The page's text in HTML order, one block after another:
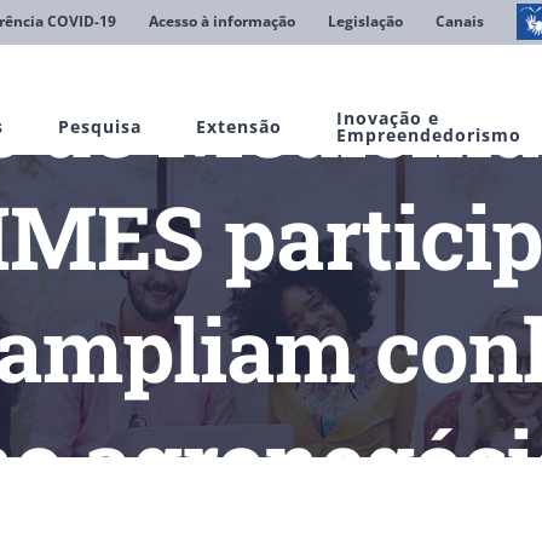
COVID-19 Acesso à informação Legislação Canais
Pesquisa Extensão Inovação e
Empreendedorismo
de